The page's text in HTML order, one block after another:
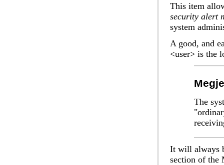
This item
security alert
system
A good, and
<user> is the
The
It will always
section of the